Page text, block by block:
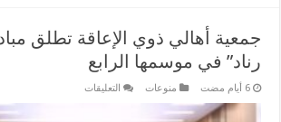
جمعية أهالي ذوي الإعاقة تطلق
رناد” في موسمها الرابع
‏6 أيام مضت منوعات التعليقات